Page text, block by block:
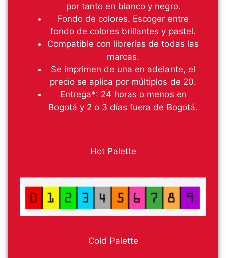
por tanto en blanco y negro.
Fondo de colores. Escoger entre
fondo de colores brillantes y pastel.
Compatible con librerías de todas las
marcas.
Se imprimen de una en adelante, el
precio se aplica por múltiplos de 20.
Entrega*: 24 horas o menos en
Bogotá y 2 o 3 días fuera de Bogotá.
Hot Palette
Cold Palette